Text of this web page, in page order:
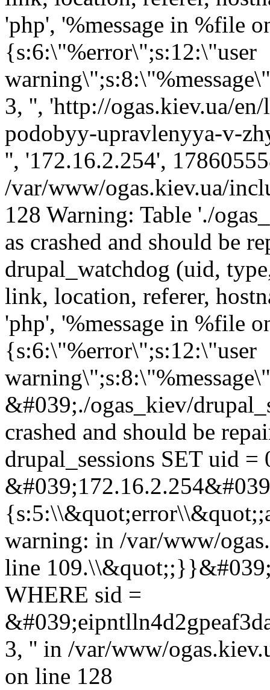
'php', '%message in %file
{s:6:\"%error\";s:12:\"user
3, '', 'http://ogas.kiev.ua/
podobyy-upravlenyya-v-
'', '172.16.2.254',
/var/www/ogas.kiev.ua/
128 Warning: Table './
as crashed and should be
drupal_watchdog (uid,
link, location, referer,
'php', '%message in %file
{s:6:\"%error\";s:12:\"user
&#039;./ogas_kiev/
crashed and should be
drupal_sessions SET uid =
warning: in /var/www/
line
WHERE sid =
3, '' in /var/www/
on line 128